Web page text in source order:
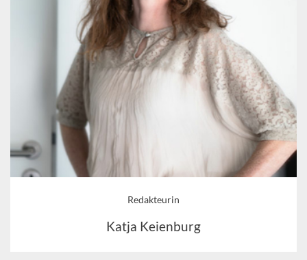
Redakteurin
Katja Keienburg